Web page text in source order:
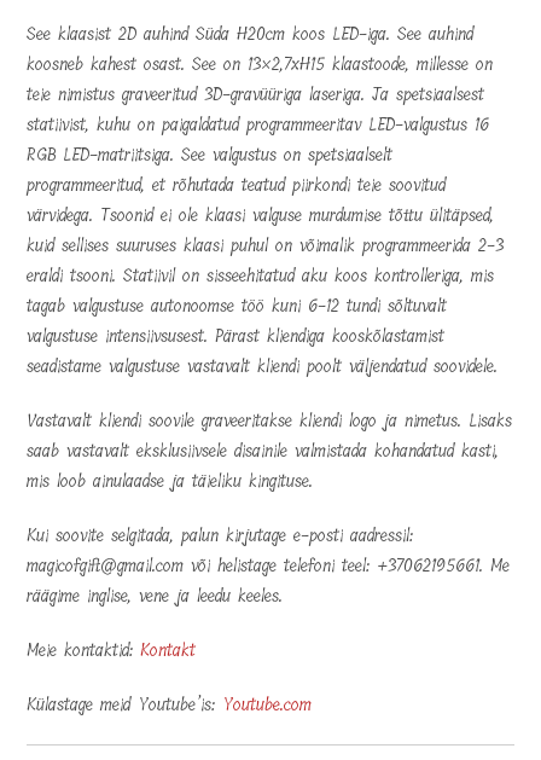
See klaasist 2D auhind Süda H20cm koos LED-iga. See auhind
koosneb kahest osast. See on 13×2,7xH15 klaastoode, millesse on
teie nimistus graveeritud 3D-gravüüriga laseriga. Ja spetsiaalsest
statiivist, kuhu on paigaldatud programmeeritav LED-valgustus 16
RGB LED-matriitsiga. See valgustus on spetsiaalselt
programmeeritud, et rõhutada teatud piirkondi teie soovitud
värvidega. Tsoonid ei ole klaasi valguse murdumise tõttu ülitäpsed,
kuid sellises suuruses klaasi puhul on võimalik programmeerida 2-3
eraldi tsooni. Statiivil on sisseehitatud aku koos kontrolleriga, mis
tagab valgustuse autonoomse töö kuni 6-12 tundi sõltuvalt
valgustuse intensiivsusest. Pärast kliendiga kooskõlastamist
seadistame valgustuse vastavalt kliendi poolt väljendatud soovidele.
Vastavalt kliendi soovile graveeritakse kliendi logo ja nimetus. Lisaks
saab vastavalt eksklusiivsele disainile valmistada kohandatud kasti,
mis loob ainulaadse ja täieliku kingituse.
Kui soovite selgitada, palun kirjutage e-posti aadressil:
magicofgift@gmail.com või helistage telefoni teel: +37062195661. Me
räägime inglise, vene ja leedu keeles.
Meie kontaktid:Kontakt
Külastage meid Youtube’is: Youtube.com